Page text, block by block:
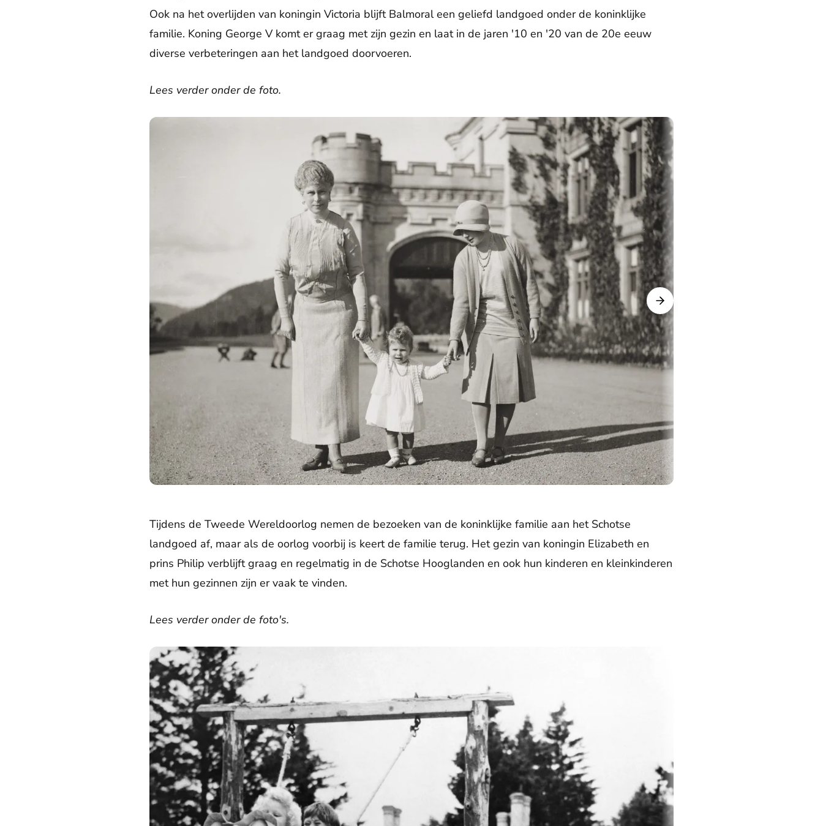
Ook na het overlijden van koningin Victoria blijft Balmoral een geliefd landgoed onder de koninklijke
familie. Koning George V komt er graag met zijn gezin en laat in de jaren '10 en '20 van de 20e eeuw
diverse verbeteringen aan het landgoed doorvoeren.
Lees verder onder de foto.
Tijdens de Tweede Wereldoorlog nemen de bezoeken van de koninklijke familie aan het Schotse
landgoed af, maar als de oorlog voorbij is keert de familie terug. Het gezin van koningin Elizabeth en
prins Philip verblijft graag en regelmatig in de Schotse Hooglanden en ook hun kinderen en kleinkinderen
met hun gezinnen zijn er vaak te vinden.
Lees verder onder de foto's.